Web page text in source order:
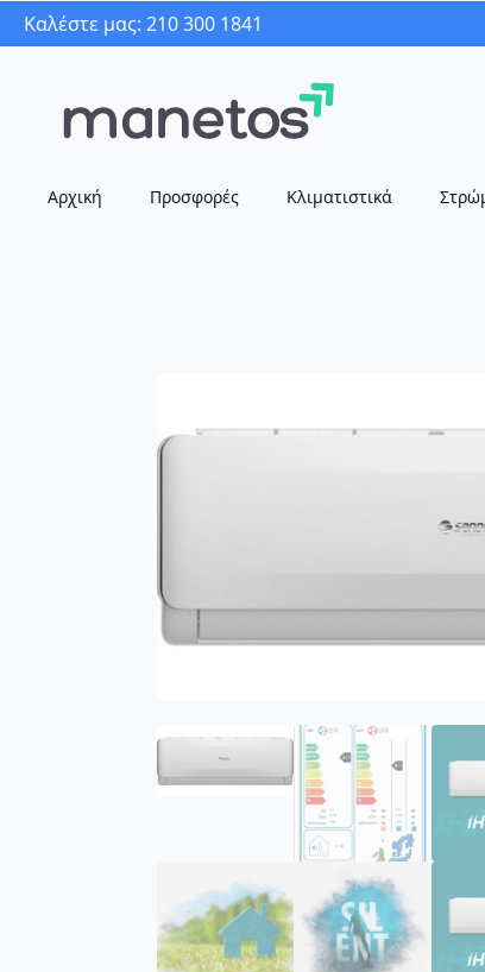
Καλέστε μας: 210 300 1841
Αρχική Προσφορές Κλιματιστικά